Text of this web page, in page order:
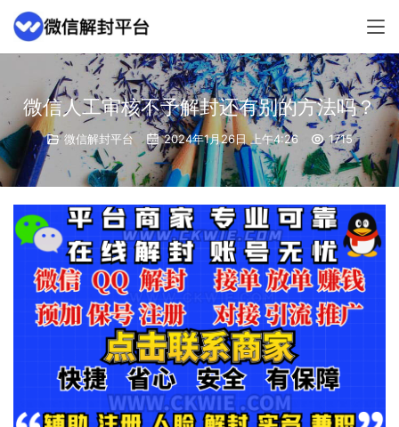
微信人工审核不予解封还有别的方法吗？
微信解封平台 2024年1月26日 上午4:26 1715